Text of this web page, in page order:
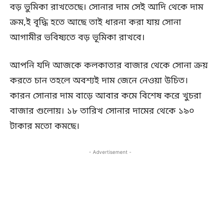
বড় ভুমিকা রাখতেছে। সোনার দাম সেই আদি থেকে দাম
ক্রম,ই বৃদ্ধি হতে আছে তাই ধারনা করা যায় সোনা
আগামীর ভবিষ্যতে বড় ভূমিকা রাখবে।
আপনি যদি আজকে কলকাতার বাজার থেকে সোনা ক্রয়
করতে চান তহলে অবশ্যই দাম জেনে নেওয়া উচিত।
কারন সোনার দাম বাড়ে আবার কমে বিশেষ করে খুচরা
বাজার গুলোয়। ১৮ তারিখ সোনার দামের থেকে ১৯০
টাকার মতো কমছে।
- Advertisement -